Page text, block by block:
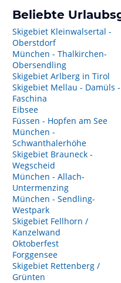
Beliebte
Skigebiet Kleinwalsertal -
Oberstdorf
München - Thalkirchen-
Obersendling
Skigebiet Arlberg in Tirol
Skigebiet Mellau - Damüls -
Faschina
Eibsee
Füssen - Hopfen am See
München -
Schwanthalerhöhe
Skigebiet Brauneck -
Wegscheid
München - Allach-
Untermenzing
München - Sendling-
Westpark
Skigebiet Fellhorn /
Kanzelwand
Oktoberfest
Forggensee
Skigebiet Rettenberg /
Grünten